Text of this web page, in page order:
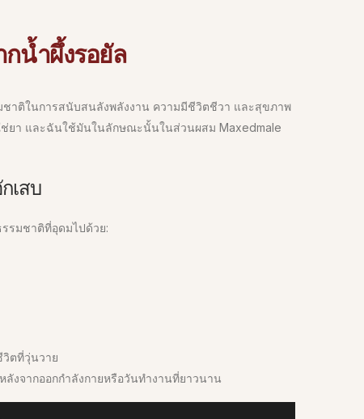
น้ำผึ้งรอยัล
ชาติในการสนับสนลังพลังงาน ความมีชีวิตชีวา และสุขภาพ
ช่ยา และฉันใช้มันในลักษณะนั้นในส่วนผสม Maxedmale
เสบ
รมชาติที่อุดมไปด้วย:
วิตที่วุ่นวาย
งจากออกกำลังกายหรือวันทำงานที่ยาวนาน